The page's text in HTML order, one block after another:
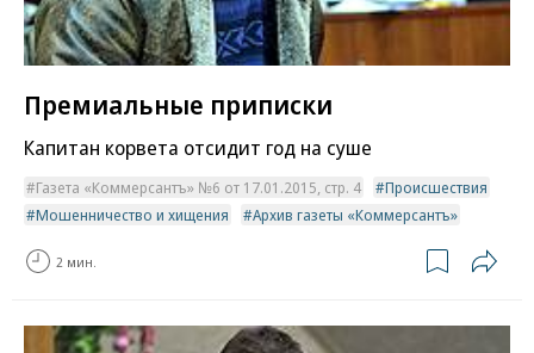
Премиальные приписки
Капитан корвета отсидит год на суше
Газета «Коммерсантъ» №6 от 17.01.2015, стр. 4
Происшествия
Мошенничество и хищения
Архив газеты «Коммерсантъ»
2 мин.